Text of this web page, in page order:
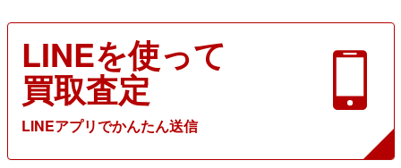
LINEを使って
買取査定
LINEアプリでかんたん送信